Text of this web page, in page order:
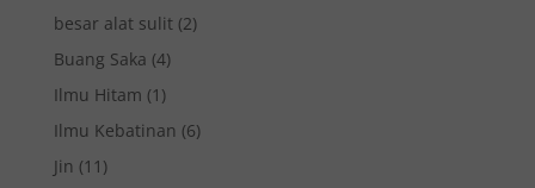
besar alat sulit(2)
Buang Saka (4)
Ilmu Hitam (1)
Ilmu Kebatinan (6)
Jin (11)